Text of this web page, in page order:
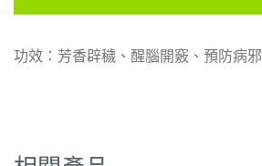
功效：芳香辟穢、醒腦開竅、預防病邪